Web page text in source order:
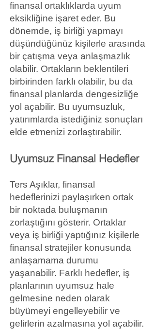
finansal ortaklıklarda uyum
eksikliğine işaret eder. Bu
dönemde, iş birliği yapmayı
düşündüğünüz kişilerle arasında
bir çatışma veya anlaşmazlık
olabilir. Ortakların beklentileri
birbirinden farklı olabilir, bu da
finansal planlarda dengesizliğe
yol açabilir. Bu uyumsuzluk,
yatırımlarda istediğiniz sonuçları
elde etmenizi zorlaştırabilir.
Uyumsuz Finansal Hedefler
Ters Aşıklar, finansal
hedeflerinizi paylaşırken ortak
bir noktada buluşmanın
zorlaştığını gösterir. Ortaklar
veya iş birliği yaptığınız kişilerle
finansal stratejiler konusunda
anlaşamama durumu
yaşanabilir. Farklı hedefler, iş
planlarının uyumsuz hale
gelmesine neden olarak
büyümeyi engelleyebilir ve
gelirlerin azalmasına yol açabilir.